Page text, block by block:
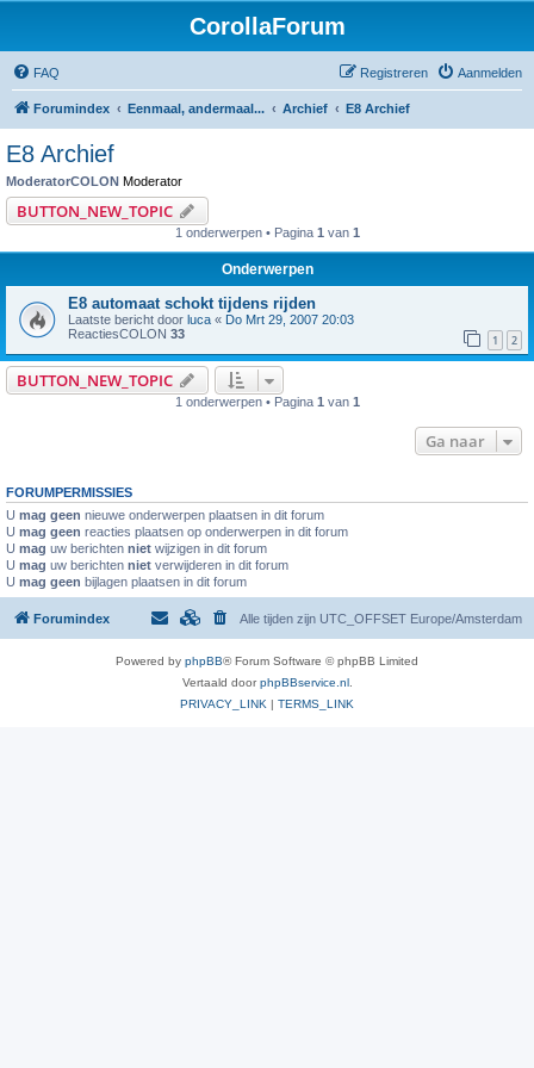
CorollaForum
FAQ Aanmelden
Registreren
Forumindex Eenmaal, andermaal... Archief E8 Archief
E8 Archief
ModeratorCOLON Moderator
BUTTON_NEW_TOPIC
1 onderwerpen • Pagina 1 van 1
Onderwerpen
E8 automaat schokt tijdens rijden
Laatste bericht door luca « Do Mrt 29, 2007 20:03
ReactiesCOLON 33 1 2
BUTTON_NEW_TOPIC
1 onderwerpen • Pagina 1 van 1
Ga naar
FORUMPERMISSIES
U mag geen nieuwe onderwerpen plaatsen in dit forum
U mag geen reacties plaatsen op onderwerpen in dit forum
U mag uw berichten niet wijzigen in dit forum
U mag uw berichten niet verwijderen in dit forum
U mag geen bijlagen plaatsen in dit forum
Forumindex Alle tijden zijn UTC_OFFSET Europe/Amsterdam
Powered by phpBB® Forum Software © phpBB Limited
Vertaald doorphpBBservice.nl.
PRIVACY_LINK | TERMS_LINK